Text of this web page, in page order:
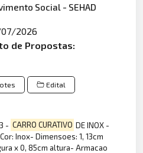
Social - SEHAD
2026
de Propostas:
Edital
- CARRO CURATIVO DE INOX -
Inox- Dimensoes: 1, 13cm
x 0, 85cm altura- Armacao